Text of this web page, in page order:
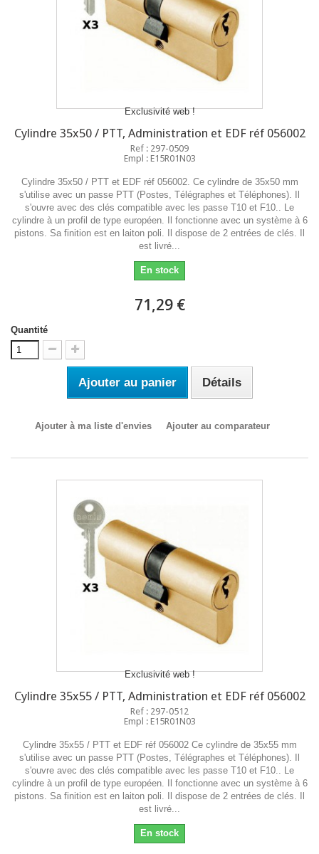
Exclusivité web !
Cylindre 35x50 / PTT, Administration et EDF réf 056002
Ref : 297-0509
Empl : E15R01N03
Cylindre 35x50 / PTT et EDF réf 056002. Ce cylindre de 35x50 mm
s'utilise avec un passe PTT (Postes, Télégraphes et Téléphones). Il
s'ouvre avec des clés compatible avec les passe T10 et F10.. Le
cylindre à un profil de type européen. Il fonctionne avec un système à 6
pistons. Sa finition est en laiton poli. Il dispose de 2 entrées de clés. Il
est livré...
En stock
71,29 €
Quantité
Ajouter au panier Détails
Ajouter à ma liste d'envies Ajouter au comparateur
Exclusivité web !
Cylindre 35x55 / PTT, Administration et EDF réf 056002
Ref : 297-0512
Empl : E15R01N03
Cylindre 35x55 / PTT et EDF réf 056002 Ce cylindre de 35x55 mm
s'utilise avec un passe PTT (Postes, Télégraphes et Téléphones). Il
s'ouvre avec des clés compatible avec les passe T10 et F10.. Le
cylindre à un profil de type européen. Il fonctionne avec un système à 6
pistons. Sa finition est en laiton poli. Il dispose de 2 entrées de clés. Il
est livré...
En stock